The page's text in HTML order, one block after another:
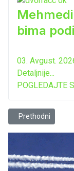
bima
03. Avgust.
Detaljnije...
POGLEDAJTE
Prethodni članak:
Prethodni